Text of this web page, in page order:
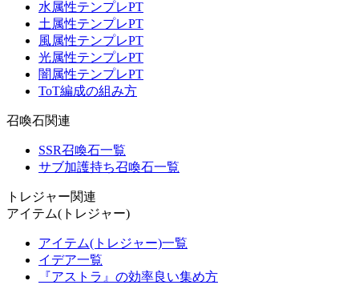
水属性テンプレPT
土属性テンプレPT
風属性テンプレPT
光属性テンプレPT
闇属性テンプレPT
ToT編成の組み方
召喚石関連
SSR召喚石一覧
サブ加護持ち召喚石一覧
トレジャー関連
アイテム(トレジャー)
アイテム(トレジャー)一覧
イデア一覧
『アストラ』の効率良い集め方